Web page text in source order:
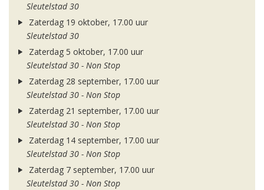
Sleutelstad 30
Zaterdag 19 oktober, 17.00 uur
Sleutelstad 30
Zaterdag 5 oktober, 17.00 uur
Sleutelstad 30 - Non Stop
Zaterdag 28 september, 17.00 uur
Sleutelstad 30 - Non Stop
Zaterdag 21 september, 17.00 uur
Sleutelstad 30 - Non Stop
Zaterdag 14 september, 17.00 uur
Sleutelstad 30 - Non Stop
Zaterdag 7 september, 17.00 uur
Sleutelstad 30 - Non Stop